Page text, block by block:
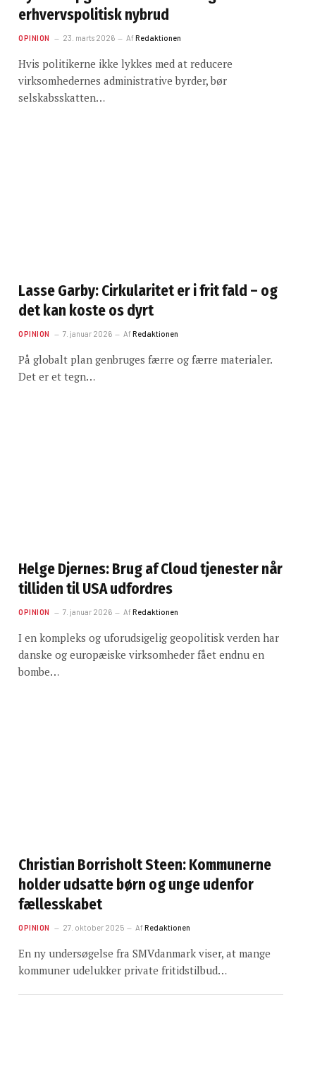
erhvervspolitisk nybrud
OPINION 23. marts 2026 AfRedaktionen
Hvis politikerne ikke lykkes med at reducere
virksomhedernes administrative byrder, bør
selskabsskatten…
Lasse Garby: Cirkularitet er i frit fald – og
det kan koste os dyrt
OPINION 7. januar 2026 AfRedaktionen
På globalt plan genbruges færre og færre materialer.
Det er et tegn…
Helge Djernes: Brug af Cloud tjenester når
tilliden til USA udfordres
OPINION 7. januar 2026 AfRedaktionen
I en kompleks og uforudsigelig geopolitisk verden har
danske og europæiske virksomheder fået endnu en
bombe…
Christian Borrisholt Steen: Kommunerne
holder udsatte børn og unge udenfor
fællesskabet
OPINION 27. oktober 2025 AfRedaktionen
En ny undersøgelse fra SMVdanmark viser, at mange
kommuner udelukker private fritidstilbud…